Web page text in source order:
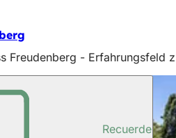
Freudenberg - Erfahrungsfeld
Recuerde